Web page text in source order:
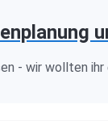
- wir wollten